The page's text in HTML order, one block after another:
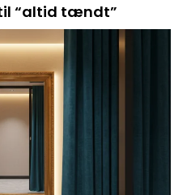
“altid tændt”